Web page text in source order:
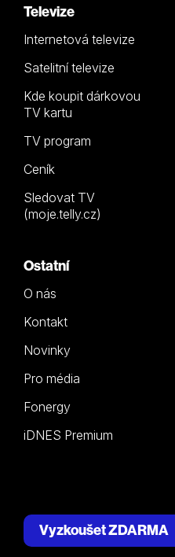
Televize
Internetová televize
Satelitní televize
Kde koupit dárkovou
TV kartu
TV program
Ceník
Sledovat TV
(moje.telly.cz)
Ostatní
O nás
Kontakt
Novinky
Pro média
Fonergy
iDNES Premium
Vyzkoušet ZDARMA